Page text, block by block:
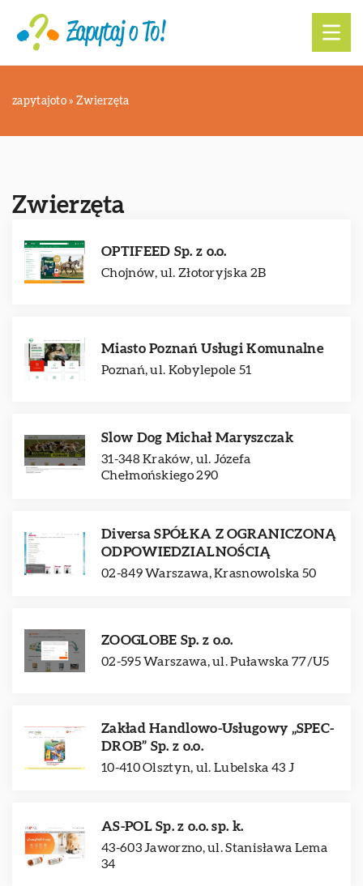
zapytajoto » Zwierzęta
Zwierzęta
OPTIFEED Sp. z o.o.
Chojnów, ul. Złotoryjska 2B
Miasto Poznań Usługi Komunalne
Poznań, ul. Kobylepole 51
Slow Dog Michał Maryszczak
31-348 Kraków, ul. Józefa
Chełmońskiego 290
Diversa SPÓŁKA Z OGRANICZONĄ
ODPOWIEDZIALNOŚCIĄ
02-849 Warszawa, Krasnowolska 50
ZOOGLOBE Sp. z o.o.
02-595 Warszawa, ul. Puławska 77/U5
Zakład Handlowo-Usługowy „SPEC-
DROB” Sp. z o.o.
10-410 Olsztyn, ul. Lubelska 43 J
AS-POL Sp. z o.o. sp. k.
43-603 Jaworzno, ul. Stanisława Lema
34